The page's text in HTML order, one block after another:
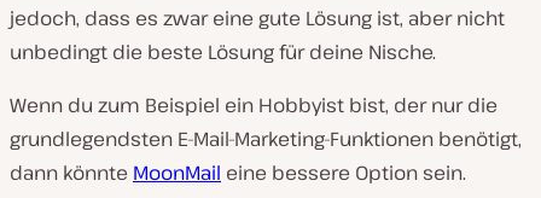
jedoch, dass es zwar eine gute Lösung ist, aber nicht
unbedingt die beste Lösung für deine Nische.
Wenn du zum Beispiel ein Hobbyist bist, der nur die
grundlegendsten E-Mail-Marketing-Funktionen benötigt,
dann könnte MoonMail eine bessere Option sein.